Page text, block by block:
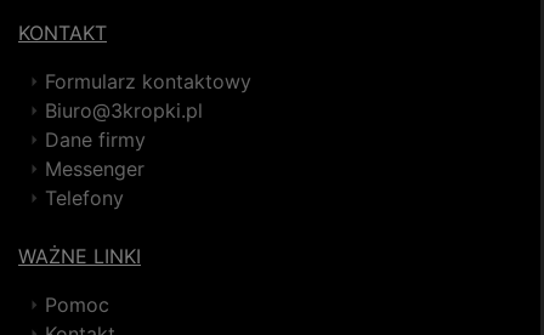
KONTAKT
Formularz kontaktowy
Biuro@3kropki.pl
Dane firmy
Messenger
Telefony
WAŻNE LINKI
Pomoc